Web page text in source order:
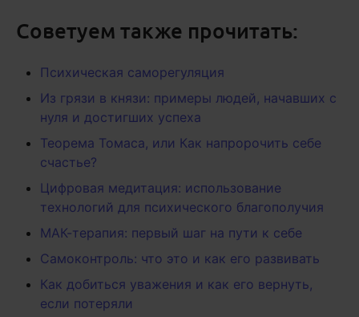
Советуем также прочитать:
Психическая саморегуляция
Из грязи в князи: примеры людей, начавших с
нуля и достигших успеха
Теорема Томаса, или Как напророчить себе
счастье?
Цифровая медитация: использование
технологий для психического благополучия
МАК-терапия: первый шаг на пути к себе
Самоконтроль: что это и как его развивать
Как добиться уважения и как его вернуть,
если потеряли